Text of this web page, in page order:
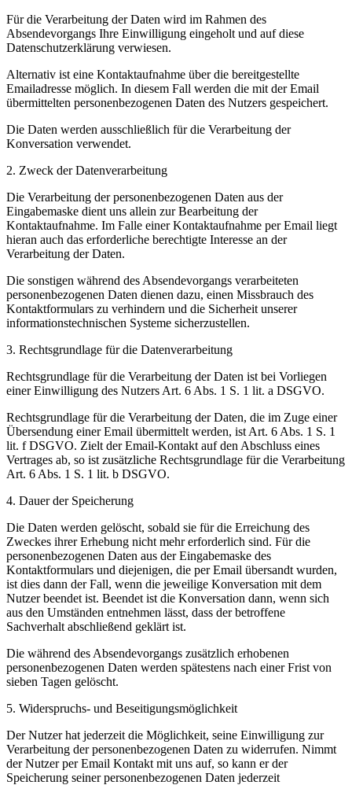
Für die Verarbeitung der Daten wird im Rahmen des
Absendevorgangs Ihre Einwilligung eingeholt und auf diese
Datenschutzerklärung verwiesen.
Alternativ ist eine Kontaktaufnahme über die bereitgestellte
Emailadresse möglich. In diesem Fall werden die mit der Email
übermittelten personenbezogenen Daten des Nutzers gespeichert.
Die Daten werden ausschließlich für die Verarbeitung der
Konversation verwendet.
2. Zweck der Datenverarbeitung
Die Verarbeitung der personenbezogenen Daten aus der
Eingabemaske dient uns allein zur Bearbeitung der
Kontaktaufnahme. Im Falle einer Kontaktaufnahme per Email liegt
hieran auch das erforderliche berechtigte Interesse an der
Verarbeitung der Daten.
Die sonstigen während des Absendevorgangs verarbeiteten
personenbezogenen Daten dienen dazu, einen Missbrauch des
Kontaktformulars zu verhindern und die Sicherheit unserer
informationstechnischen Systeme sicherzustellen.
3. Rechtsgrundlage für die Datenverarbeitung
Rechtsgrundlage für die Verarbeitung der Daten ist bei Vorliegen
einer Einwilligung des Nutzers Art. 6 Abs. 1 S. 1 lit. a DSGVO.
Rechtsgrundlage für die Verarbeitung der Daten, die im Zuge einer
Übersendung einer Email übermittelt werden, ist Art. 6 Abs. 1 S. 1
lit. f DSGVO. Zielt der Email-Kontakt auf den Abschluss eines
Vertrages ab, so ist zusätzliche Rechtsgrundlage für die Verarbeitung
Art. 6 Abs. 1 S. 1 lit. b DSGVO.
4. Dauer der Speicherung
Die Daten werden gelöscht, sobald sie für die Erreichung des
Zweckes ihrer Erhebung nicht mehr erforderlich sind. Für die
personenbezogenen Daten aus der Eingabemaske des
Kontaktformulars und diejenigen, die per Email übersandt wurden,
ist dies dann der Fall, wenn die jeweilige Konversation mit dem
Nutzer beendet ist. Beendet ist die Konversation dann, wenn sich
aus den Umständen entnehmen lässt, dass der betroffene
Sachverhalt abschließend geklärt ist.
Die während des Absendevorgangs zusätzlich erhobenen
personenbezogenen Daten werden spätestens nach einer Frist von
sieben Tagen gelöscht.
5. Widerspruchs- und Beseitigungsmöglichkeit
Der Nutzer hat jederzeit die Möglichkeit, seine Einwilligung zur
Verarbeitung der personenbezogenen Daten zu widerrufen. Nimmt
der Nutzer per Email Kontakt mit uns auf, so kann er der
Speicherung seiner personenbezogenen Daten jederzeit